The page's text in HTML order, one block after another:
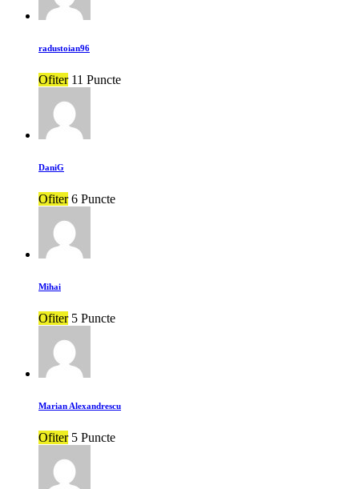
radustoian96
Ofiter 11 Puncte
DaniG
Ofiter 6 Puncte
Mihai
Ofiter 5 Puncte
Marian Alexandrescu
Ofiter 5 Puncte